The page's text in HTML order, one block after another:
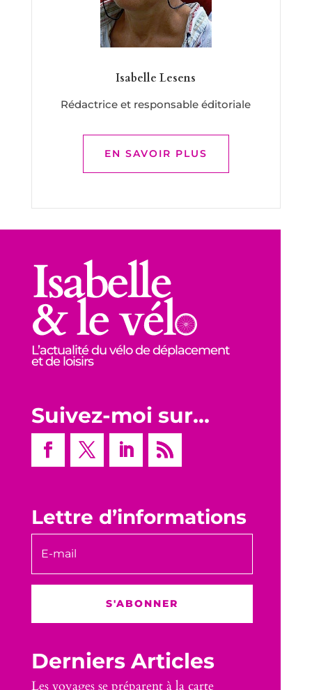
Isabelle Lesens
Rédactrice et responsable éditoriale
EN SAVOIR PLUS
L’actualité du vélo de déplacement
et de loisirs
Suivez-moi sur…
Lettre d’informations
S'ABONNER
Derniers Articles
Les voyages se préparent à la carte